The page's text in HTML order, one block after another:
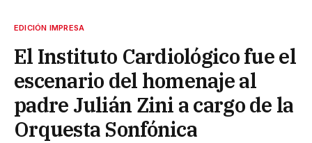
EDICIÓN IMPRESA
El Instituto Cardiológico fue el
escenario del homenaje al
padre Julián Zini a cargo de la
Orquesta Sonfónica